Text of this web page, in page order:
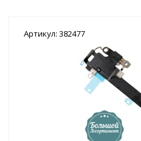
Артикул: 382477